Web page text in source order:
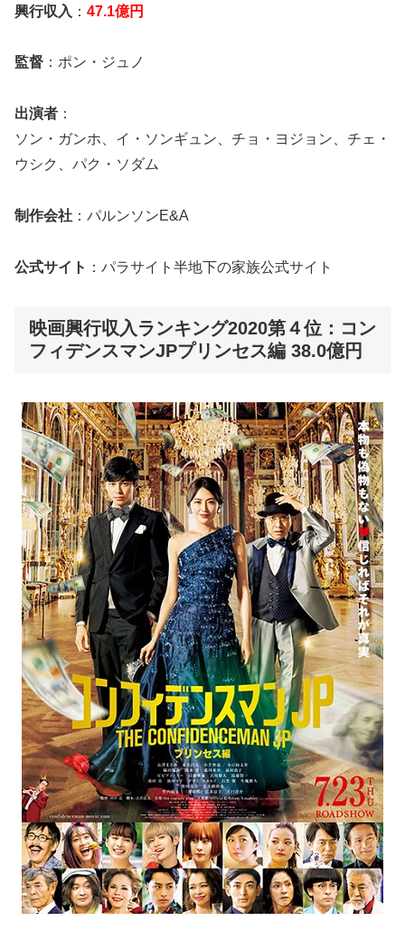
興行収入 ： 47.1億円
監督 ：ポン・ジュノ
出演者 ：
ソン・ガンホ、イ・ソンギュン、チョ・ヨジョン、チェ・
ウシク、パク・ソダム
制作会社 ：パルンソンE&A
公式サイト ：パラサイト半地下の家族公式サイト
映画興行収入ランキング2020第４位：コン
フィデンスマンJPプリンセス編 38.0億円